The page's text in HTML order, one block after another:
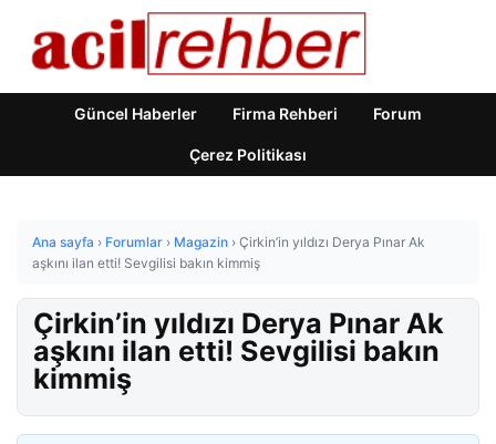
Güncel Haberler Firma Rehberi Forum
Çerez Politikası
Ana sayfa › Forumlar › Magazin › Çirkin’in yıldızı Derya Pınar Ak
aşkını ilan etti! Sevgilisi bakın kimmiş
Çirkin’in yıldızı Derya Pınar Ak
aşkını ilan etti! Sevgilisi bakın
kimmiş